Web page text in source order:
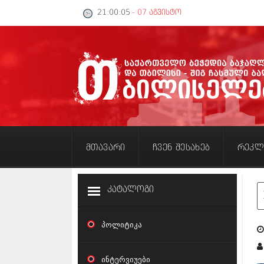
21:00:05 - 07 აგვისტო
მთავარი ჩვენ შესახებ
კატალოგი
პოლიტიკა
ინტერვიუები